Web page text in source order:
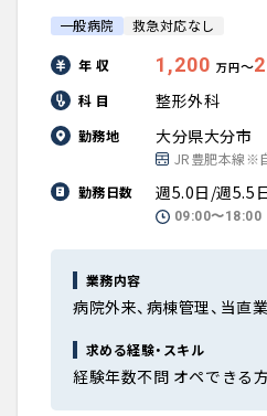
一般病院 救急対応なし
年 収 1,200 万円〜
科 目 整形外科
勤務地 大分県大分市
JR豊肥本線※
勤務日数
週5.0日/週5.5
09:00〜18:00
業務内容
病院外来、病棟管理、当直
求める経験・スキル
経験年数不問 オペできる